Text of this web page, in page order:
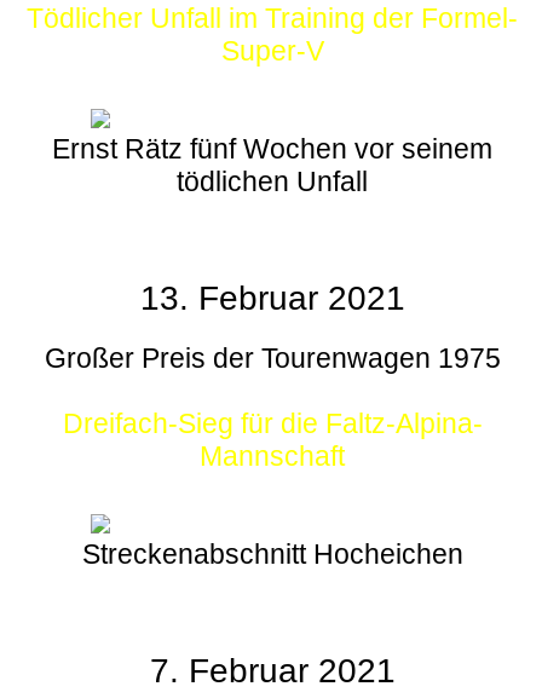
Tödlicher Unfall im Training der Formel-
Super-V
Ernst Rätz fünf Wochen vor seinem
tödlichen Unfall
13. Februar 2021
Großer Preis der Tourenwagen 1975
Dreifach-Sieg für die Faltz-Alpina-
Mannschaft
Streckenabschnitt Hocheichen
7. Februar 2021